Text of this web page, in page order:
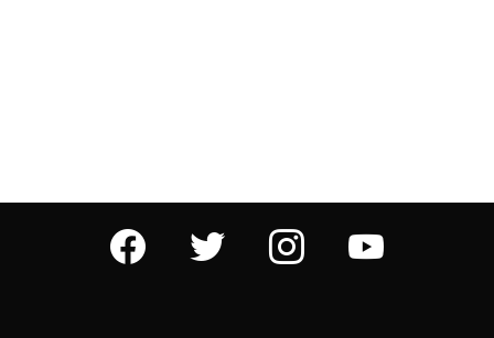
facebook twitter instagram youtube